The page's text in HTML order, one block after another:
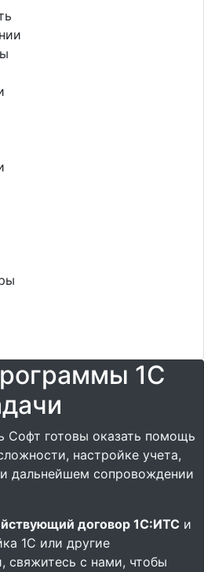
1С
Софт готовы оказать помощь
настройке учета,
дальнейшем сопровождении
договор 1С:ИТС и
1С или другие
свяжитесь с нами, чтобы